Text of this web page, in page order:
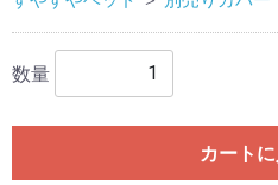
数量
カート